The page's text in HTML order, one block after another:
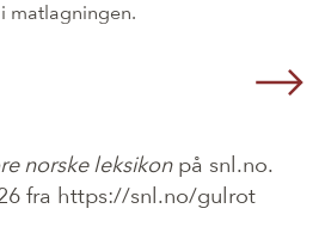
matlagningen.
norske leksikonpå snl.no.
fra https://snl.no/gulrot